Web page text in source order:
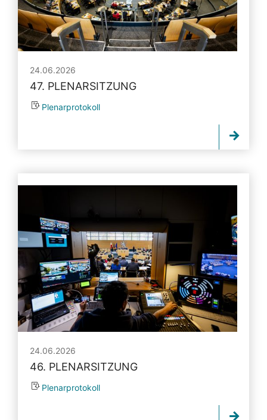
24.06.2026
47. PLENARSITZUNG
Plenarprotokoll
24.06.2026
46. PLENARSITZUNG
Plenarprotokoll